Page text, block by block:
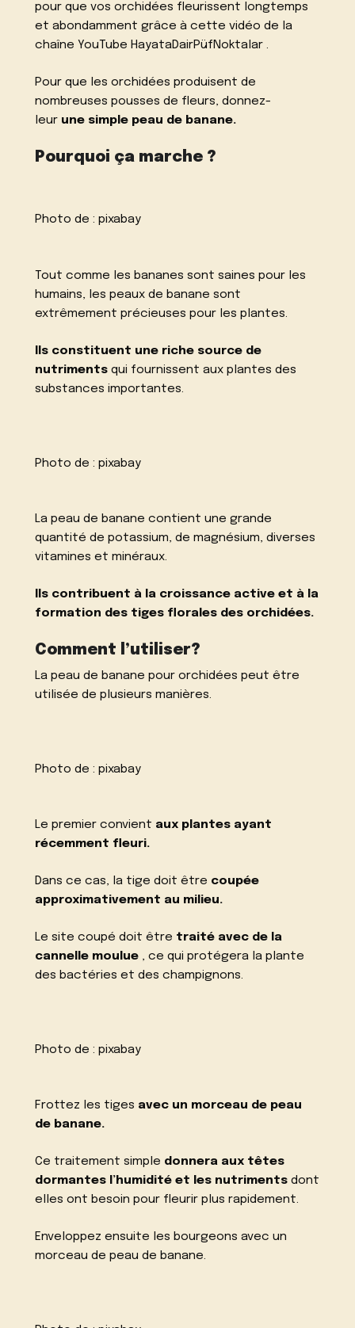
pour que vos orchidées fleurissent longtemps
et abondamment grâce à cette vidéo de la
chaîne YouTube HayataDairPüfNoktalar .
Pour que les orchidées produisent de
nombreuses pousses de fleurs, donnez-
leur une simple peau de banane.
Pourquoi ça marche ?
Photo de :pixabay
Tout comme les bananes sont saines pour les
humains, les peaux de banane sont
extrêmement précieuses pour les plantes.
Ils constituent une riche source de
nutriments qui fournissent aux plantes des
substances importantes.
Photo de :pixabay
La peau de banane contient une grande
quantité de potassium, de magnésium, diverses
vitamines et minéraux.
Ils contribuent à la croissance active et à la
formation des tiges florales des orchidées.
Comment l’utiliser?
La peau de banane pour orchidées peut être
utilisée de plusieurs manières.
Photo de :pixabay
Le premier convient aux plantes ayant
récemment fleuri.
Dans ce cas, la tige doit être coupée
approximativement au milieu.
Le site coupé doit être traité avec de la
cannelle moulue , ce qui protégera la plante
des bactéries et des champignons.
Photo de :pixabay
Frottez les tiges avec un morceau de peau
de banane.
Ce traitement simple donnera aux têtes
dormantes l’humidité et les nutriments dont
elles ont besoin pour fleurir plus rapidement.
Enveloppez ensuite les bourgeons avec un
morceau de peau de banane.